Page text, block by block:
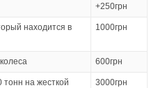
+250грн
находится в
1000грн
600грн
тонн на жесткой
3000грн